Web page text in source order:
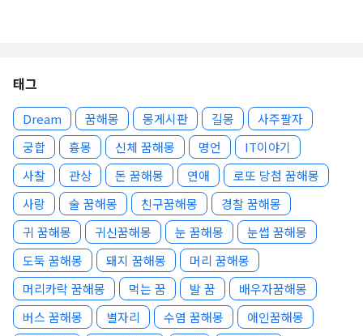
태그
Dream 꿈해몽 몽게시판 길몽
사주팔자
궁합
흉몽 신체 꿈해몽 명언
IT이야기
사찰
관상 돈 꿈해몽 연애
로또 당첨 꿈해몽
사랑
술 꿈해몽 친구꿈해몽
경찰 꿈해몽
귀 꿈해몽
귀신꿈해몽 눈 꿈해몽
눈썹 꿈해몽
도둑 꿈해몽
돼지 꿈해몽
머리 꿈해몽
머리카락 꿈해몽
먹는 꿈 발 꿈
배우자꿈해몽
버스 꿈해몽
별자리 수염 꿈해몽
애인꿈해몽